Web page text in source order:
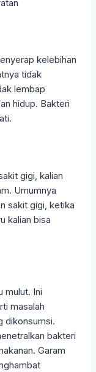
kelebihan
tidak
lembap
hidup. Bakteri
gigi, kalian
Umumnya
sakit gigi, ketika
kalian bisa
mulut. Ini
masalah
dikonsumsi.
bakteri
Garam